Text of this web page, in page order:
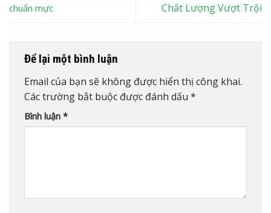
chuẩn mực
Chất Lượng Vượt Trội
Để lại một bình luận
Email của bạn sẽ không được hiển thị công khai.
Các trường bắt buộc được đánh dấu *
Bình luận *